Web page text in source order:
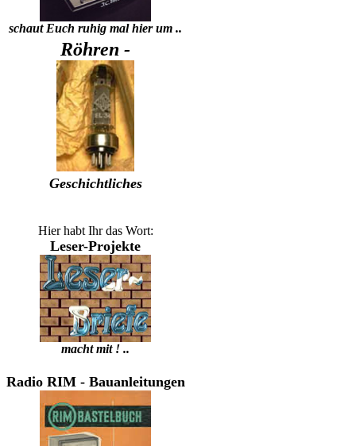
schaut Euch ruhig mal hier um ..
Röhren -
Geschichtliches
Hier habt Ihr das Wort:
Leser-Projekte
macht mit ! ..
Radio RIM - Bauanleitungen